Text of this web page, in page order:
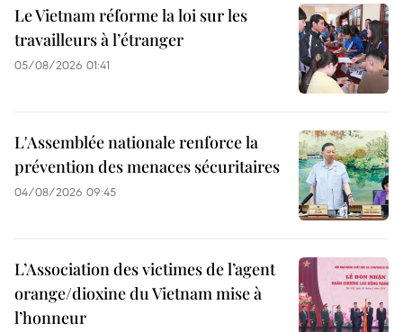
Le Vietnam réforme la loi sur les
travailleurs à l’étranger
05/08/2026 01:41
L'Assemblée nationale renforce la
prévention des menaces sécuritaires
04/08/2026 09:45
L’Association des victimes de l’agent
orange/dioxine du Vietnam mise à
l’honneur